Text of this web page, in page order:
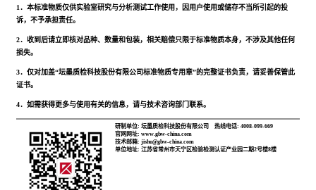
1．本标准物质仅供实验室研究与分析测试工作使用，因用户使用或储存不当所引起的投
诉，不予承担责任。
2．收到后请立即核对品种、数量和包装，相关赔偿只限于标准物质本身，不涉及其他任何
损失。
3．仅对加盖“坛墨质检科技股份有限公司标准物质专用章”的完整证书负责，请妥善保管此
证书。
4．如需获得更多与使用有关的信息，请与技术咨询部门联系。
研制单位: 坛墨质检科技股份有限公司
热线电话: 4008-099-669
官网网址: www.gbw-china.com
技术邮箱: jishu@gbw-china.com
单位地址: 江苏省常州市天宁区检验检测认证产业园二期2号楼8楼